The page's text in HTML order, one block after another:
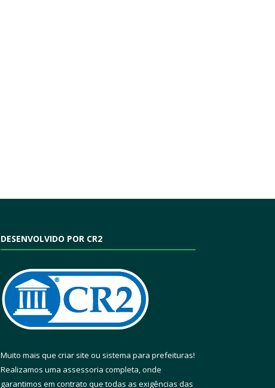
DESENVOLVIDO POR CR2
Muito mais que criar site ou sistema para prefeituras!
Realizamos uma assessoria completa, onde
garantimos em contrato que todas as exigências das